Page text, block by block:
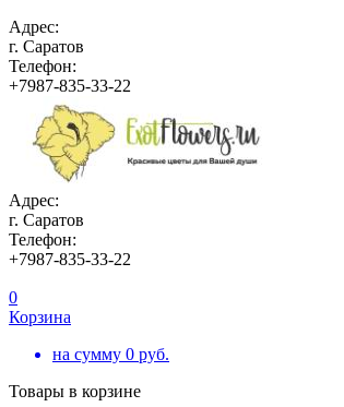
Адрес:
г. Саратов
Телефон:
+7987-835-33-22
Адрес:
г. Саратов
Телефон:
+7987-835-33-22
0
Корзина
на сумму 0 руб.
Товары в корзине